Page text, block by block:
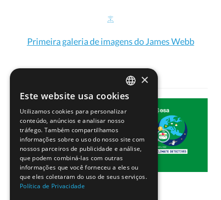
Primeira galeria de imagens do James Webb
PORTUGUESE
ENGLISH
×
Este website usa cookies
Utilizamos cookies para personalizar
conteúdo, anúncios e analisar nosso
tráfego. Também compartilhamos
informações sobre o uso do nosso site com
nossos parceiros de publicidade e análise,
que podem combiná-las com outras
informações que você forneceu a eles ou
que eles coletaram do uso de seus serviços.
Política de Privacidade